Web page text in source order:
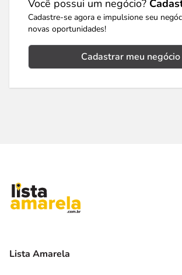
Você possui um negócio?
Cadastre-se agora e impulsione seu
novas oportunidades!
Cadastrar meu negócio
Lista Amarela